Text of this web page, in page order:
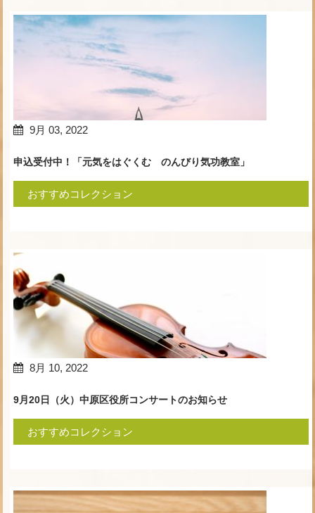
シ
ョ
9月 03, 2022
申込受付中！「元気をはぐくむ のんびり気功教室」
おすすめコレクション
8月 10, 2022
9月20日（火）中原区役所コンサートのお知らせ
おすすめコレクション